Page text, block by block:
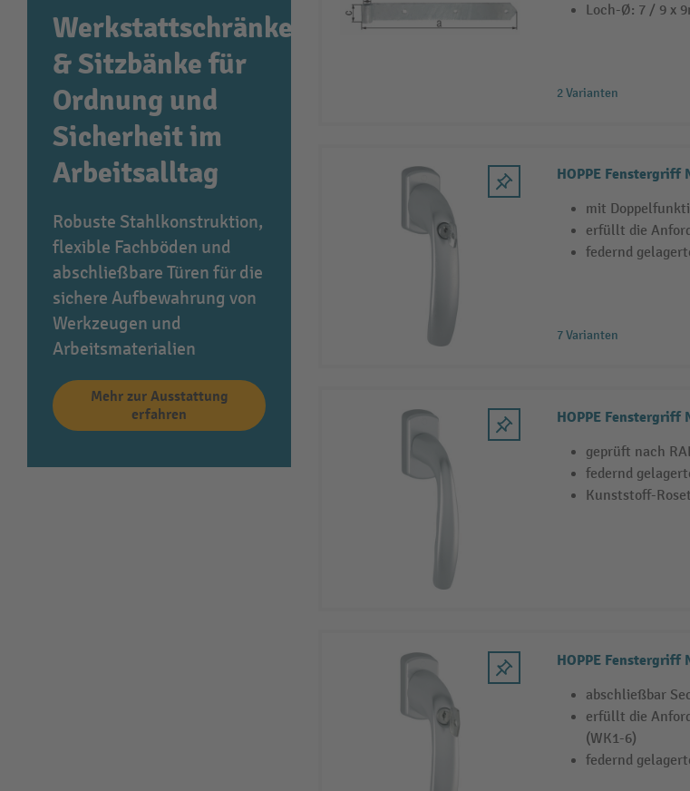
Werkstattschränke
& Sitzbänke für
Ordnung und
Sicherheit im
Arbeitsalltag
Robuste Stahlkonstruktion,
flexible Fachböden und
abschließbare Türen für die
sichere Aufbewahrung von
Werkzeugen und
Arbeitsmaterialien
Mehr zur Ausstattung
erfahren
Loch-Ø: 7 / 9 x
2 Varianten
HOPPE Fenstergriff
mit
erfüllt die
federnd
7 Varianten
HOPPE Fenstergriff
geprüft nach
federnd
Kunststoff-
HOPPE Fenstergriff
abschließbar
erfüllt die
(WK1-6)
federnd